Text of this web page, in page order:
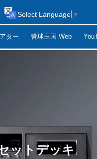
ター 管球王国 Web
Select Language ▼
ットデッキ